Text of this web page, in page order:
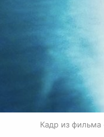
Кадр из